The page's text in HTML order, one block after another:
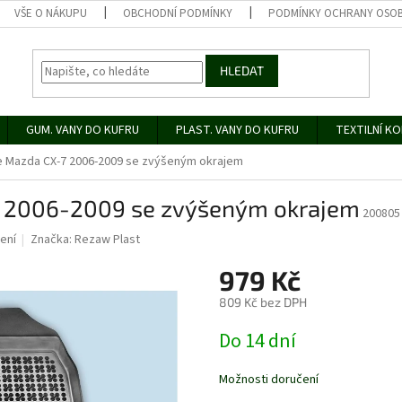
VŠE O NÁKUPU OBCHODNÍ PODMÍNKY PODMÍNKY OCHRANY
HLEDAT
GUM. VANY DO KUFRU PLAST. VANY DO KUFRU TEXTILNÍ
CX-7 2006-2009 se zvýšeným okrajem
2006-2009 se zvýšeným okrajem 200805
Značka:Rezaw Plast
979 Kč
809 Kč bez DPH
cena:
Do 14 dní
Možnosti doručení